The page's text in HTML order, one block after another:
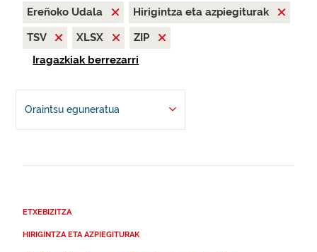
Ereñoko Udala
Hirigintza eta azpiegiturak
TSV
XLSX
ZIP
Iragazkiak berrezarri
Oraintsu eguneratua
ETXEBIZITZA
HIRIGINTZA ETA AZPIEGITURAK